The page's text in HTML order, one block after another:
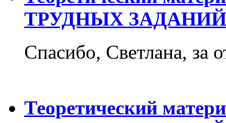
ТРУДНЫХ
Спасибо, Светлана, за
Теоретический